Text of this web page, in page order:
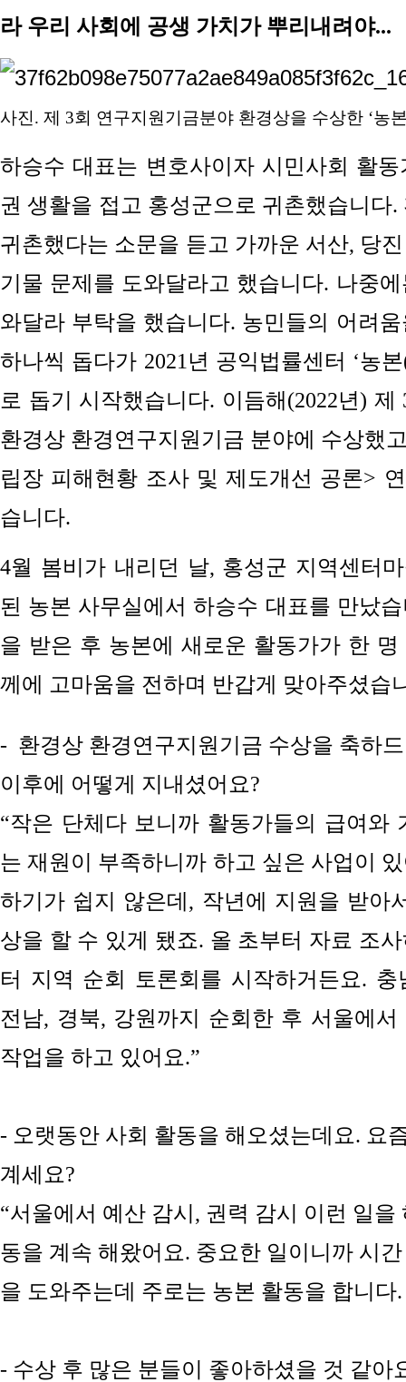
라 우리 사회에 공생 가치가 뿌리내려야...
사진. 제 3회 연구지원기금분야 환경상을 수상한 ‘농
하승수 대표는 변호사이자 시민사회 활동
권 생활을 접고 홍성군으로 귀촌했습니다
귀촌했다는 소문을 듣고 가까운 서산, 당
기물 문제를 도와달라고 했습니다. 나중
와달라 부탁을 했습니다. 농민들의 어려
하나씩 돕다가 2021년 공익법률센터 ‘농
로 돕기 시작했습니다. 이듬해(2022년)
환경상 환경연구지원기금 분야에 수상했
립장 피해현황 조사 및 제도개선 공론>
습니다.
4월 봄비가 내리던 날, 홍성군 지역센터
된 농본 사무실에서 하승수 대표를 만났
을 받은 후 농본에 새로운 활동가가 한
께에 고마움을 전하며 반갑게 맞아주셨습
- 환경상 환경연구지원기금 수상을 축하
이후에 어떻게 지내셨어요?
“작은 단체다 보니까 활동가들의 급여와
는 재원이 부족하니까 하고 싶은 사업이
하기가 쉽지 않은데, 작년에 지원을 받아
상을 할 수 있게 됐죠. 올 초부터 자료 조
터 지역 순회 토론회를 시작하거든요. 충
전남, 경북, 강원까지 순회한 후 서울에
작업을 하고 있어요.”
- 오랫동안 사회 활동을 해오셨는데요. 요
계세요?
“서울에서 예산 감시, 권력 감시 이런 일
동을 계속 해왔어요. 중요한 일이니까 시
을 도와주는데 주로는 농본 활동을 합니다.
- 수상 후 많은 분들이 좋아하셨을 것 같아